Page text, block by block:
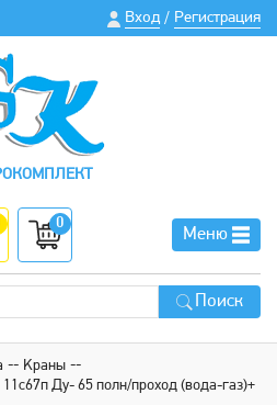
Вход / Регистрация
0
Меню
Поиск
Kраны
Ду- 65 полн/проход (вода-газ)+